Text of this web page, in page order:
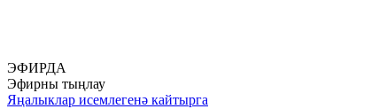
ЭФИРДА
Эфирны тыңлау
Яңалыклар исемлегенә кайтырга